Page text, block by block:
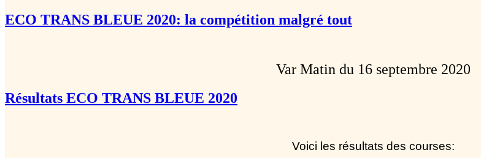
ECO TRANS BLEUE 2020: la compétition malgré tout
Var Matin du 16 septembre 2020
Résultats ECO TRANS BLEUE 2020
Voici les résultats des courses: